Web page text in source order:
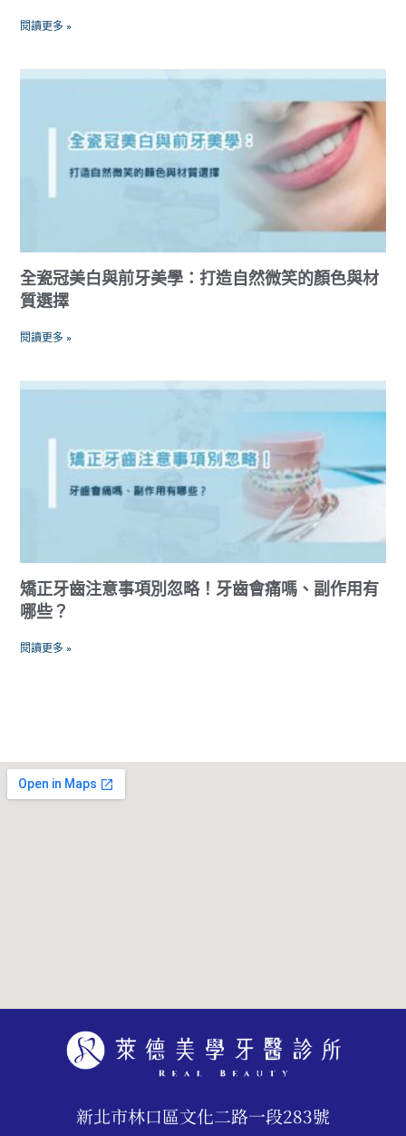
閱讀更多 »
全瓷冠美白與前牙美學：打造自然微笑的顏色與材
質選擇
閱讀更多 »
矯正牙齒注意事項別忽略！牙齒會痛嗎、副作用有
哪些？
閱讀更多 »
新北市林口區文化二路一段283號